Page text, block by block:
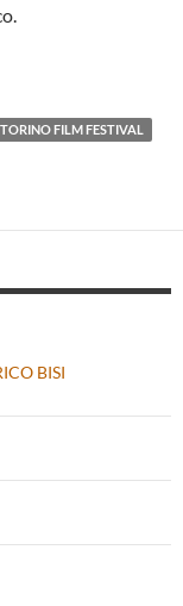
COCOON
TORINO FILM FESTIVAL
BISI